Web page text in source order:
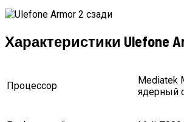
Характеристики Ulefone
Процессор
Mediatek
ядерный